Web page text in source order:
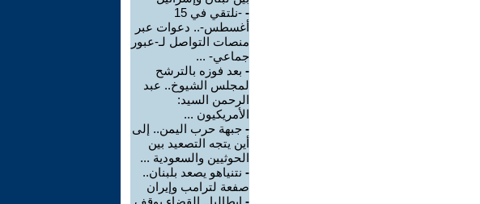
-
-نلتقي في 15
أغسطس-.. دعوات عبر
منصات التواصل لـ-عبور
جماعي- ...
- بعد فوزه بالترشح
لمجلس الشيوخ.. عبد
الرحمن السيد:
الأمريكيون ...
- جبهة حرب اليمن.. إلى
أين يتجه التصعيد بين
الحوثيين والسعودية ...
- نتنياهو يصعد بلبنان..
صفعة لترامب وإيران
- إيطاليا.. القضاء يوقف